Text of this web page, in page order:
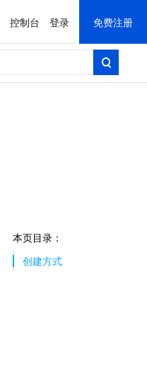
控制台 登录 免费注册
本页目录：
创建方式